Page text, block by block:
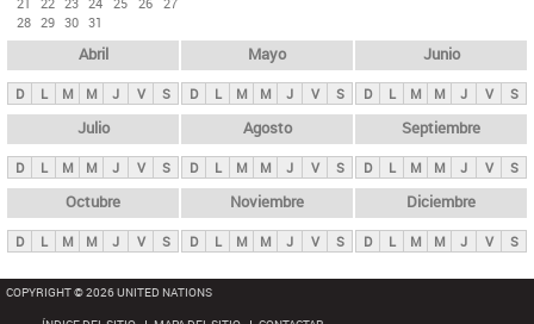
n
i
p
a
l
s
28 29 30 31
Abril
D L M M J V S
Mayo
D L M M J V S
Junio
D L M M J V S
Julio
D L M M J V S
Agosto
D L M M J V S
Septiembre
D L M M J V S
Octubre
D L M M J V S
Noviembre
D L M M J V S
Diciembre
D L M M J V S
COPYRIGHT © 2026 UNITED NATIONS